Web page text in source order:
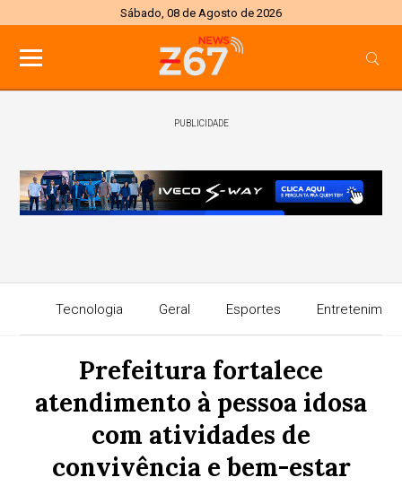
Sábado, 08 de Agosto de 2026
PUBLICIDADE
Tecnologia Geral Esportes
Prefeitura fortalece
atendimento à pessoa idosa
com atividades de
convivência e bem-estar